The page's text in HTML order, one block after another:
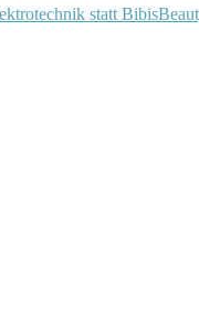
statt